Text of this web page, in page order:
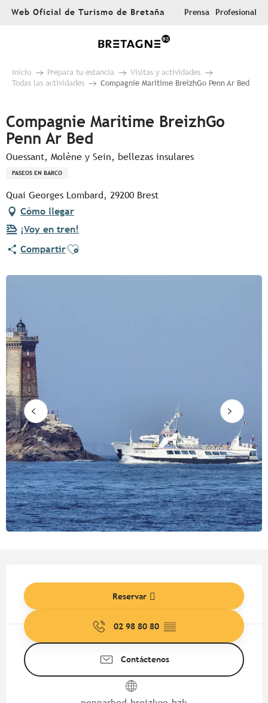
AllerWeb Oficial de Turismo de Bretaña Prensa Profesional
Inicio Prepara tu estancia
Visitas y actividades
Todas las actividades
Compagnie Maritime BreizhGo Penn Ar Bed
Compagnie Maritime BreizhGo
Penn Ar Bed
Ouessant, Molène y Sein, bellezas insulares
PASEOS EN BARCO
Quai Georges Lombard, 29200 Brest
Cómo llegar
¡Voy en tren!
CompartirAjouter aux favoris
Reservar
02 98 80 80 ▒▒
Contáctenos